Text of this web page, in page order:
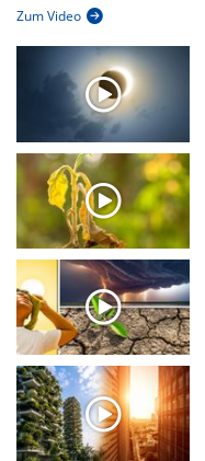
Zum Video